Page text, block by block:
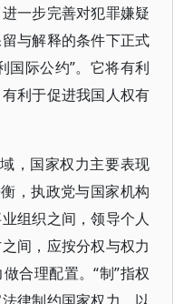
一步完善对犯罪嫌疑
与解释的条件下正式
国际公约”。它将有利
利于促进我国人权有
，国家权力主要表现
，执政党与国家机构
组织之间，领导个人
间，应按分权与权力
合理配置。“制”指权